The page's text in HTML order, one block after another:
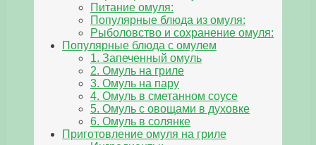
Питание омуля:
Популярные блюда из омуля:
Рыболовство и сохранение омуля:
Популярные блюда с омулем
1. Запеченный омуль
2. Омуль на гриле
3. Омуль на пару
4. Омуль в сметанном соусе
5. Омуль с овощами в духовке
6. Омуль в солянке
Приготовление омуля на гриле